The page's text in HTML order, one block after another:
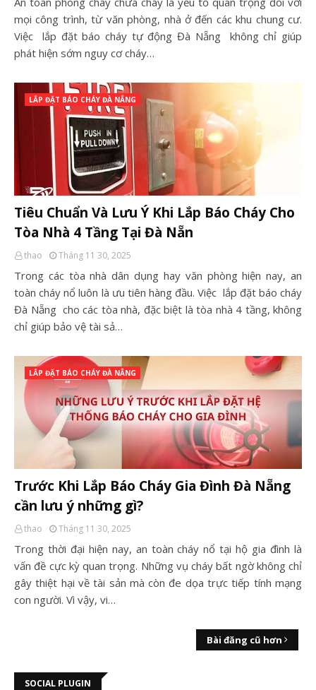
mọi công trình, từ văn phòng, nhà ở đến các khu chung cư.
Việc lắp đặt báo cháy tự động Đà Nẵng không chỉ giúp
phát hiện sớm nguy cơ cháy…
LẮP ĐẶT BÁO CHÁY ĐÀ NẴNG
Tiêu Chuẩn Và Lưu Ý Khi Lắp Báo Cháy Cho
Tòa Nhà 4 Tầng Tại Đà Nẵn
thao Tháng 11 30, 2025
Trong các tòa nhà dân dụng hay văn phòng hiện nay, an
toàn cháy nổ luôn là ưu tiên hàng đầu. Việc lắp đặt báo cháy
Đà Nẵng cho các tòa nhà, đặc biệt là tòa nhà 4 tầng, không
chỉ giúp bảo vệ tài sả…
LẮP ĐẶT BÁO CHÁY ĐÀ NẴNG
Trước Khi Lắp Báo Cháy Gia Đình Đà Nẵng
cần lưu ý những gì?
thao Tháng 11 30, 2025
Trong thời đại hiện nay, an toàn cháy nổ tại hộ gia đình là
vấn đề cực kỳ quan trọng. Những vụ cháy bất ngờ không chỉ
gây thiệt hại về tài sản mà còn đe dọa trực tiếp tính mạng
con người. Vì vậy, vi…
Bài đăng cũ hơn
SOCIAL PLUGIN